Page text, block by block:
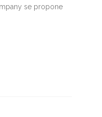
se propone